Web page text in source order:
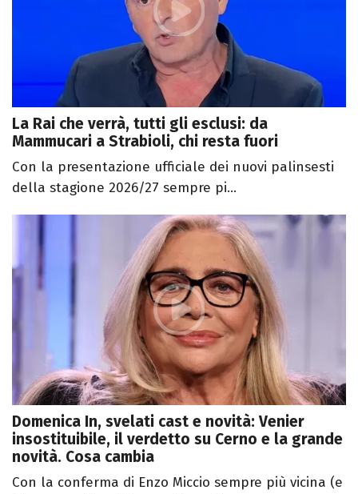
La Rai che verrà, tutti gli esclusi: da
Mammucari a Strabioli, chi resta fuori
Con la presentazione ufficiale dei nuovi palinsesti
della stagione 2026/27 sempre pi...
Domenica In, svelati cast e novità: Venier
insostituibile, il verdetto su Cerno e la grande
novità. Cosa cambia
Con la conferma di Enzo Miccio sempre più vicina (e